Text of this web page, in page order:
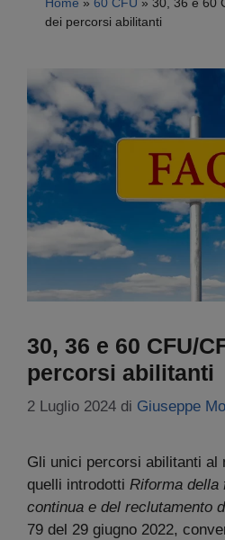
dei percorsi abilitanti
30, 36 e 60 CFU/
percorsi abilitanti
2 Luglio 2024 di Giuseppe
Gli unici percorsi abilitanti al
quelli introdotti Riforma della
continua e del reclutamento
79 del 29 giugno 2022,